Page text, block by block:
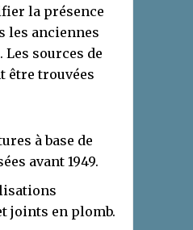
la présence
les anciennes
sources de
être trouvées
à base de
avant 1949.
joints en plomb.